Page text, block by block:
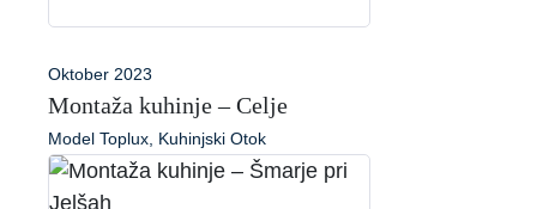
Oktober 2023
Montaža kuhinje – Celje
Model Toplux, Kuhinjski Otok